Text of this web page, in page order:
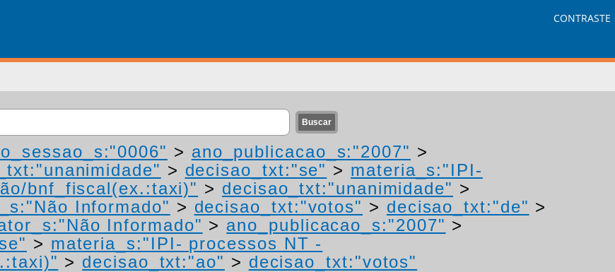
CONTRASTE
> ano_publicacao_s:"2007" >
> decisao_txt:"se" > materia_s:"IPI-
bnf_fiscal(ex.:taxi)" > decisao_txt:"unanimidade" >
Informado" > decisao_txt:"votos" > decisao_txt:"de" >
Informado" > ano_publicacao_s:"2007" >
> materia_s:"IPI- processos NT -
> decisao_txt:"ao" > decisao_txt:"votos"